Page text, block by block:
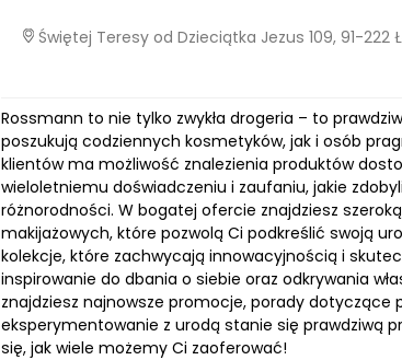
Świętej Teresy od Dzieciątka Jezus 109, 91-222
Rossmann to nie tylko zwykła drogeria – to
poszukują codziennych kosmetyków, jak i osób
klientów ma możliwość znalezienia produktów
wieloletniemu doświadczeniu i zaufaniu, jakie
różnorodności. W bogatej ofercie znajdziesz
makijażowych, które pozwolą Ci podkreślić swoją
kolekcje, które zachwycają innowacyjnością i
inspirowanie do dbania o siebie oraz odkrywania
znajdziesz najnowsze promocje, porady
eksperymentowanie z urodą stanie się prawdziwą
się, jak wiele możemy Ci zaoferować!